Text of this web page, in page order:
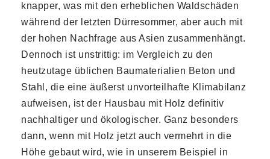
knapper, was mit den erheblichen Waldschäden
während der letzten Dürresommer, aber auch mit
der hohen Nachfrage aus Asien zusammenhängt.
Dennoch ist unstrittig: im Vergleich zu den
heutzutage üblichen Baumaterialien Beton und
Stahl, die eine äußerst unvorteilhafte Klimabilanz
aufweisen, ist der Hausbau mit Holz definitiv
nachhaltiger und ökologischer. Ganz besonders
dann, wenn mit Holz jetzt auch vermehrt in die
Höhe gebaut wird, wie in unserem Beispiel in